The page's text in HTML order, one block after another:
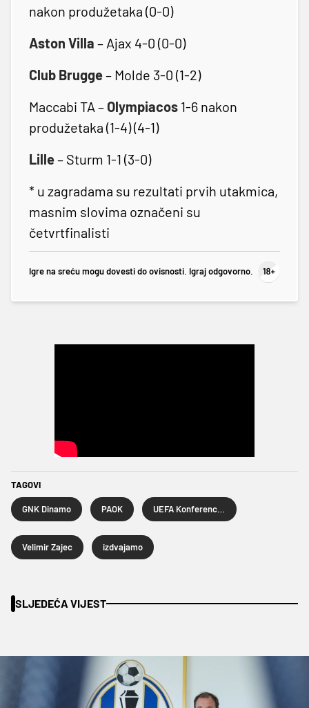
nakon produžetaka (0-0)
Aston Villa – Ajax 4-0 (0-0)
Club Brugge– Molde 3-0 (1-2)
Maccabi TA – Olympiacos 1-6 nakon
produžetaka (1-4) (4-1)
Lille– Sturm 1-1 (3-0)
* u zagradama su rezultati prvih utakmica,
masnim slovima označeni su
četvrtfinalisti
Igre na sreću mogu dovesti do ovisnosti. Igraj odgovorno.
TAGOVI
GNK Dinamo PAOK
Velimir Zajec izdvajamo
SLJEDEĆA VIJEST